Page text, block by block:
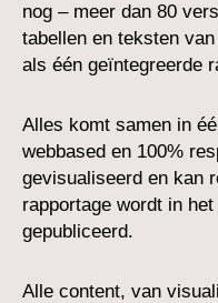
nog – meer dan 80
tabellen en teksten
als één geïntegreerde
Alles komt samen in
webbased en 100%
gevisualiseerd en kan
rapportage wordt in
gepubliceerd.
Alle content, van